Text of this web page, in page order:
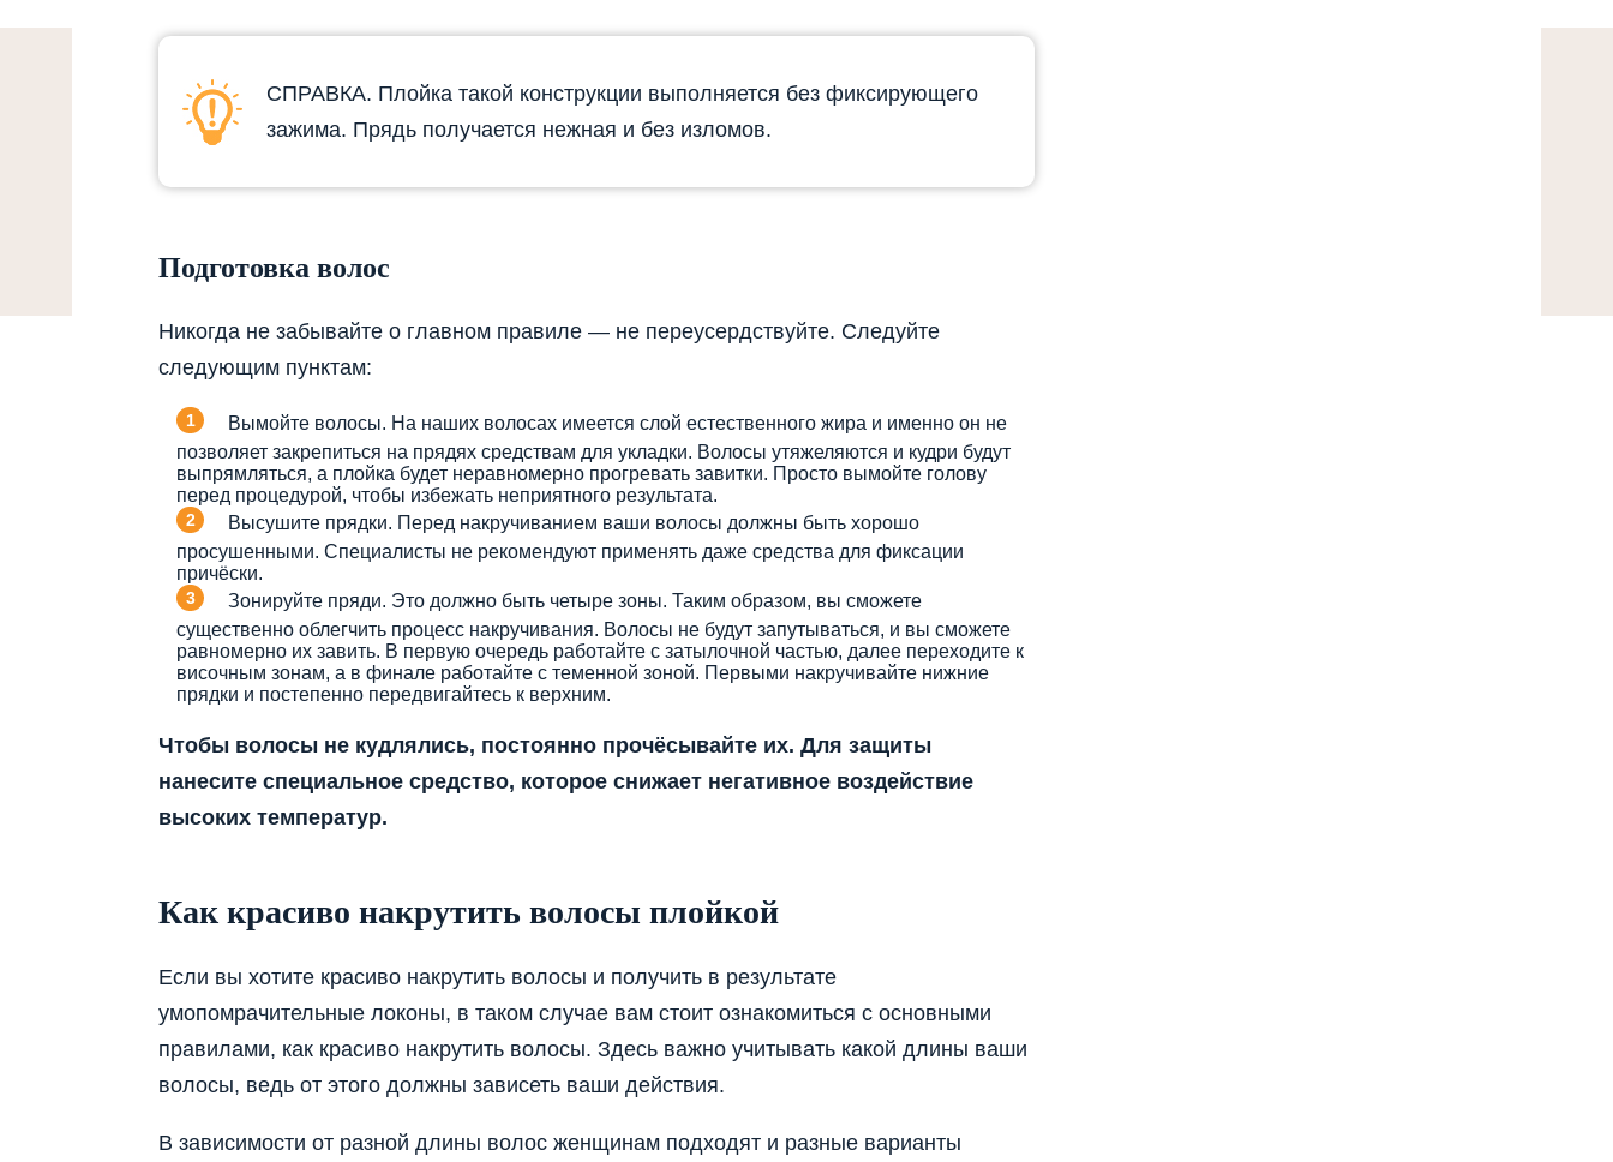
СПРАВКА. Плойка такой конструкции выполняется без фиксирующего
зажима. Прядь получается нежная и без изломов.
Подготовка волос
Никогда не забывайте о главном правиле — не переусердствуйте. Следуйте
следующим пунктам:
Вымойте волосы. На наших волосах имеется слой естественного жира и именно он не
позволяет закрепиться на прядях средствам для укладки. Волосы утяжеляются и кудри будут
выпрямляться, а плойка будет неравномерно прогревать завитки. Просто вымойте голову
перед процедурой, чтобы избежать неприятного результата.
Высушите прядки. Перед накручиванием ваши волосы должны быть хорошо
просушенными. Специалисты не рекомендуют применять даже средства для фиксации
причёски.
Зонируйте пряди. Это должно быть четыре зоны. Таким образом, вы сможете
существенно облегчить процесс накручивания. Волосы не будут запутываться, и вы сможете
равномерно их завить. В первую очередь работайте с затылочной частью, далее переходите к
височным зонам, а в финале работайте с теменной зоной. Первыми накручивайте нижние
прядки и постепенно передвигайтесь к верхним.
Чтобы волосы не кудлялись, постоянно прочёсывайте их. Для защиты
нанесите специальное средство, которое снижает негативное воздействие
высоких температур.
Как красиво накрутить волосы плойкой
Если вы хотите красиво накрутить волосы и получить в результате
умопомрачительные локоны, в таком случае вам стоит ознакомиться с основными
правилами, как красиво накрутить волосы. Здесь важно учитывать какой длины ваши
волосы, ведь от этого должны зависеть ваши действия.
В зависимости от разной длины волос женщинам подходят и разные варианты